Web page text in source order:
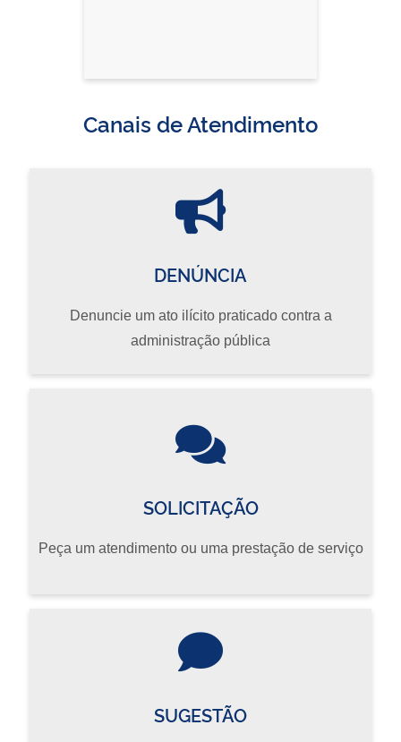
Canais de Atendimento
DENÚNCIA
Denuncie um ato ilícito praticado contra a
administração pública
SOLICITAÇÃO
Peça um atendimento ou uma prestação de serviço
SUGESTÃO